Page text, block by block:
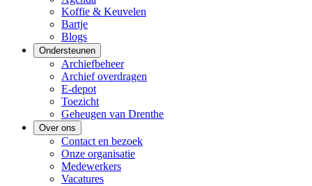
Koffie & Keuvelen
Bartje
Blogs
Ondersteunen
Archiefbeheer
Archief overdragen
E-depot
Toezicht
Geheugen van Drenthe
Over ons
Contact en bezoek
Onze organisatie
Medewerkers
Vacatures